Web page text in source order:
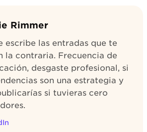
Rimmer
escribe las entradas que te
la contraria. Frecuencia de
desgaste profesional, si
son una estrategia y
si tuvieras cero